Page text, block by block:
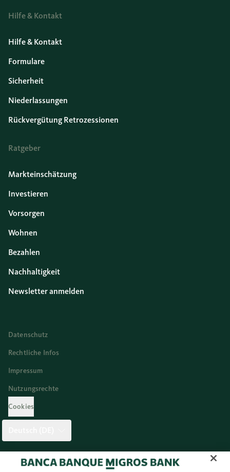
Hilfe & Kontakt
Hilfe & Kontakt
Formulare
Sicherheit
Niederlassungen
Rückvergütung Retrozessionen
Ratgeber
Markteinschätzung
Investieren
Vorsorgen
Wohnen
Bezahlen
Nachhaltigkeit
Newsletter anmelden
Datenschutz
Rechtliche Infos
Impressum
Nutzungsrechte
Cookies
Twitter Facebook Blog Instagram Youtube